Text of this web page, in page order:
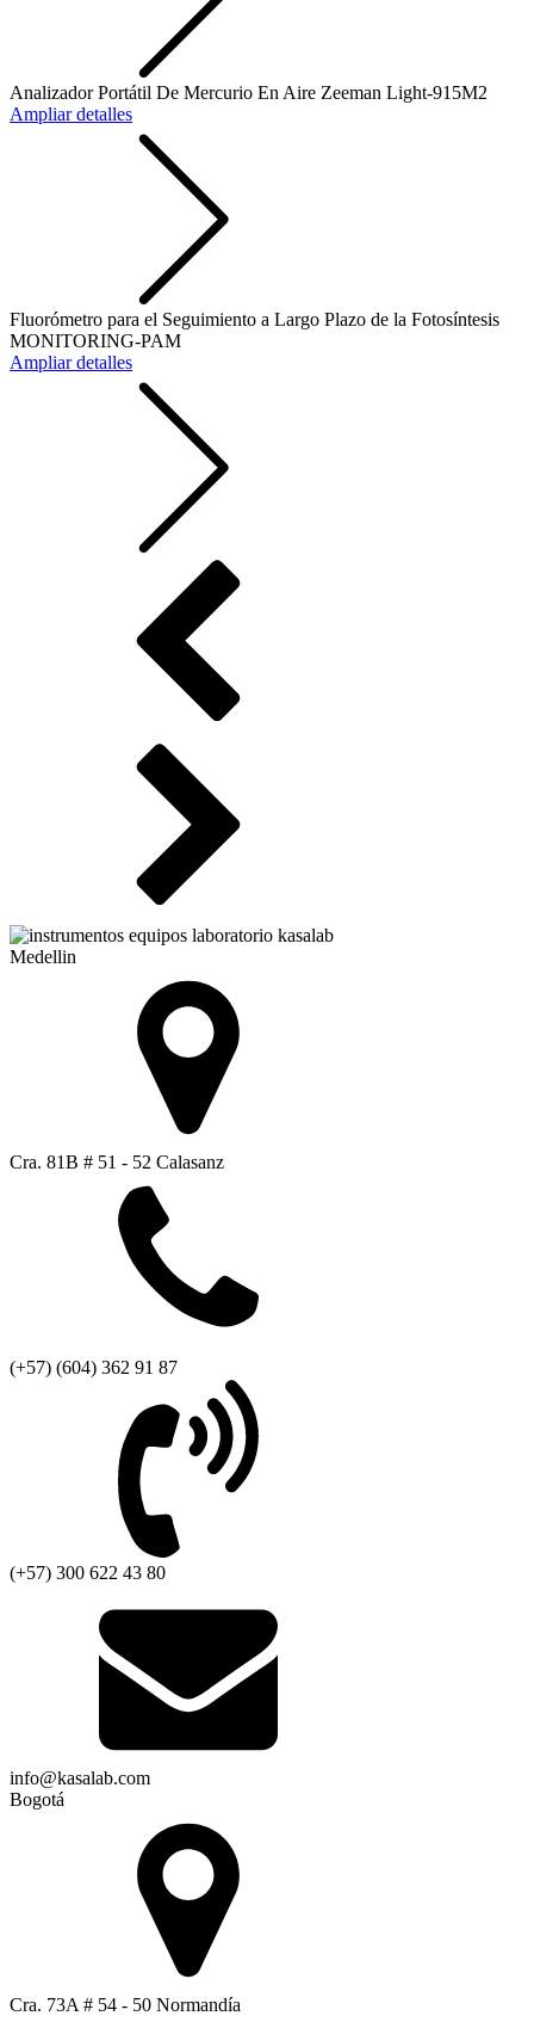
Analizador Portátil De Mercurio En Aire Zeeman Light-915M2
Ampliar detalles
Fluorómetro para el Seguimiento a Largo Plazo de la Fotosíntesis
MONITORING-PAM
Ampliar detalles
Medellin
Cra. 81B # 51 - 52 Calasanz
(+57) (604) 362 91 87
(+57) 300 622 43 80
info@kasalab.com
Bogotá
Cra. 73A # 54 - 50 Normandía